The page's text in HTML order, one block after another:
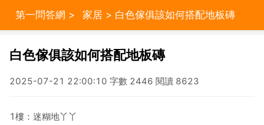
第一問答網 > 家居 > 白色傢俱該如何搭配地板磚
白色傢俱該如何搭配地板磚
2025-07-21 22:00:10 字數 2446 閱讀 8623
1樓：迷糊地丫丫